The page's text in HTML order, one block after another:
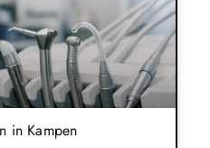
in Kampen